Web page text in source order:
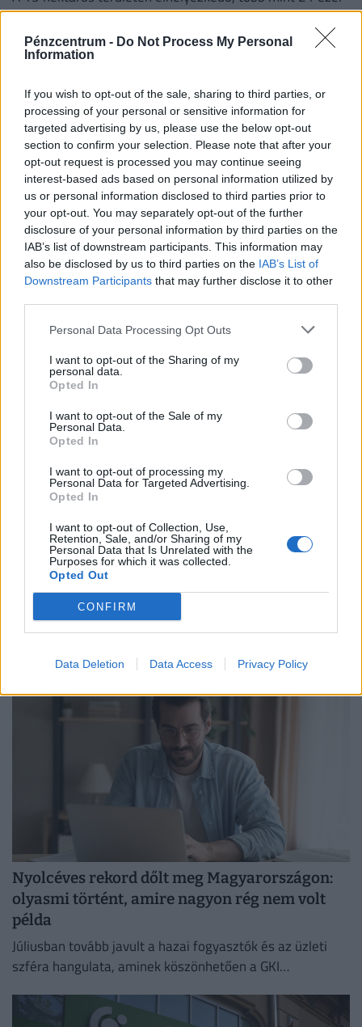
Pénzcentrum - Do Not Process My Personal
Information
If you wish to opt-out of the sale, sharing to third parties, or
processing of your personal or sensitive information for
targeted advertising by us, please use the below opt-out
section to confirm your selection. Please note that after your
opt-out request is processed you may continue seeing
interest-based ads based on personal information utilized by
us or personal information disclosed to third parties prior to
your opt-out. You may separately opt-out of the further
disclosure of your personal information by third parties on the
IAB’s list of downstream participants. This information may
also be disclosed by us to third parties on the IAB’s List of
Downstream Participants that may further disclose it to other
Personal Data Processing Opt Outs
I want to opt-out of the Sharing of my
personal data.
Opted In
I want to opt-out of the Sale of my
Personal Data.
Opted In
I want to opt-out of processing my
Personal Data for Targeted Advertising.
Opted In
I want to opt-out of Collection, Use,
Retention, Sale, and/or Sharing of my
Personal Data that Is Unrelated with the
Purposes for which it was collected.
Opted Out
CONFIRM
Data Deletion Data Access Privacy Policy
panelből álló rendszer hálózati csatlakozása idén ősszel
várható.
Kiderült a népszerű hazai termékek sötét titka:
azonnali visszahívást rendelt el a hatóság
A laboratóriumi elemzések rámutattak, hogy a címkéken
Akár egymilliós hitel teljes kamatát állja a
magyar állam: rendkívüli mentőcsomagot
jelentett be a miniszter
A tejpiaci válsághelyzet kezelése érdekében 100
kamattámogatást hirdetett Bóna Szabolcs
Nyolcéves rekord dőlt meg Magyarországon:
olyasmi történt, amire nagyon rég nem volt
példa
Júliusban tovább javult a hazai fogyasztók és az üzleti
szféra hangulata, aminek köszönhetően a GKI